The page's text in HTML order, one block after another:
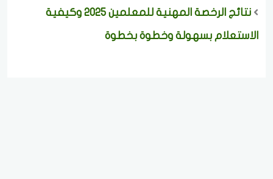
نتائج الرخصة المهنية للمعلمين 2025 وكيفية
الاستعلام بسهولة وخطوة بخطوة